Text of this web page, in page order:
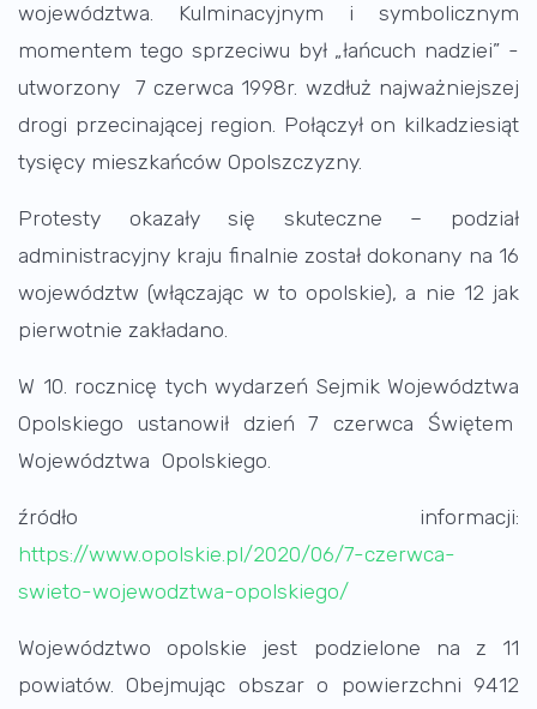
województwa. Kulminacyjnym i symbolicznym
momentem tego sprzeciwu był „łańcuch nadziei” -
utworzony 7 czerwca 1998r. wzdłuż najważniejszej
drogi przecinającej region. Połączył on kilkadziesiąt
tysięcy mieszkańców Opolszczyzny.
Protesty okazały się skuteczne – podział
administracyjny kraju finalnie został dokonany na 16
województw (włączając w to opolskie), a nie 12 jak
pierwotnie zakładano.
W 10. rocznicę tych wydarzeń Sejmik Województwa
Opolskiego ustanowił dzień 7 czerwca Świętem
Województwa Opolskiego.
źródło informacji:
https://www.opolskie.pl/2020/06/7-czerwca-
swieto-wojewodztwa-opolskiego/
Województwo opolskie jest podzielone na z 11
powiatów. Obejmując obszar o powierzchni 9412